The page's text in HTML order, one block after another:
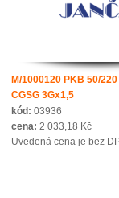
M/1000120 PKB 50/
CGSG 3Gx1,5
kód: 03936
cena: 2 033,18 Kč
Uvedená cena je bez